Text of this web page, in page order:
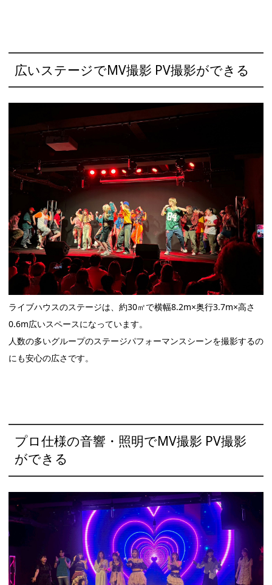
広いステージでMV撮影 PV撮影ができる
ライブハウスのステージは、約30㎡で横幅8.2m×奥行3.7m×高さ
0.6m広いスペースになっています。
人数の多いグループのステージパフォーマンスシーンを撮影するの
にも安心の広さです。
プロ仕様の音響・照明でMV撮影 PV撮影
ができる